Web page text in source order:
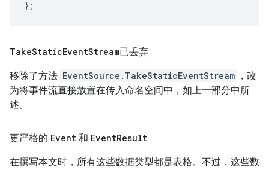
TakeStaticEventStream已丢弃
移除了方法 EventSource.TakeStaticEventStream ，改
为将事件流直接放置在传入命名空间中，如上一部分中所
述。
更严格的 Event 和 EventResult
在撰写本文时，所有这些数据类型都是表格。不过，这些数